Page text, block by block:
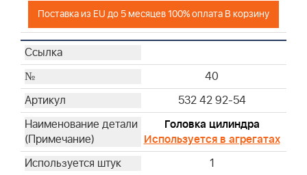
Поставка из EU до 5 месяцев 100% оплата В корзину
40
532 42 92-54
Головка цилиндра
Используется в агрегатах
1